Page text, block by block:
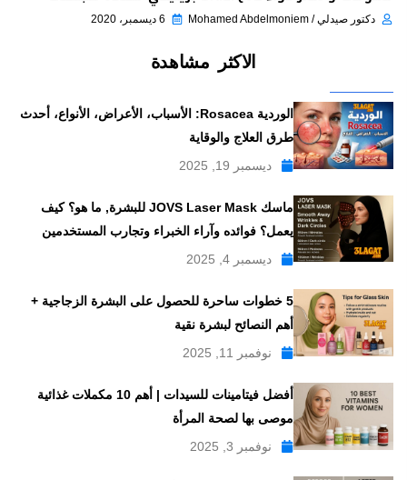
دكتور صيدلي / Mohamed Abdelmoniem 6 ديسمبر، 2020
الاكثر مشاهدة
الوردية Rosacea: الأسباب، الأعراض، الأنواع، أحدث
طرق العلاج والوقاية
ديسمبر 19, 2025
ماسك JOVS Laser Mask للبشرة, ما هو؟ كيف
يعمل؟ فوائده وآراء الخبراء وتجارب المستخدمين
ديسمبر 4, 2025
5 خطوات ساحرة للحصول على البشرة الزجاجية +
أهم النصائح لبشرة نقية
نوفمبر 11, 2025
أفضل فيتامينات للسيدات | أهم 10 مكملات غذائية
موصى بها لصحة المرأة
نوفمبر 3, 2025